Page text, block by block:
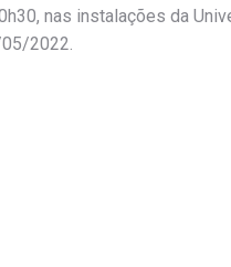
nas instalações da
2022.